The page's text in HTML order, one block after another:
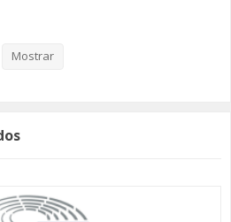
com o seguinte formato:
aceder ao portal -
Mostrar